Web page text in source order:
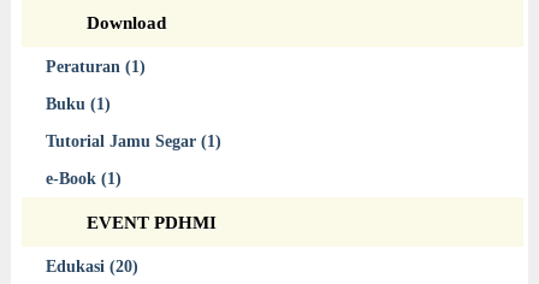
Download
Peraturan (1)
Buku (1)
Tutorial Jamu Segar (1)
e-Book (1)
EVENT PDHMI
Edukasi (20)